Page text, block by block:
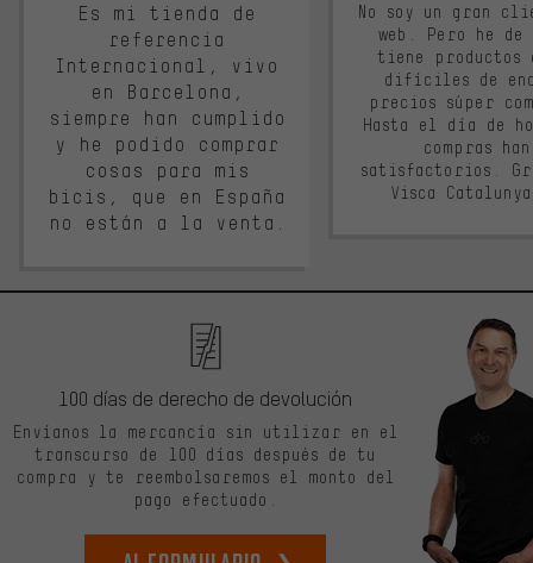
Es mi tienda de
referencia
Internacional, vivo
en Barcelona,
siempre han cumplido
y he podido comprar
cosas para mis
bicis, que en España
no están a la venta.
No soy un gran
web. Pero he
tiene productos
difíciles de
precios súper
Hasta el día de
compras
satisfactorios.
Visca
100 días de derecho de devolución
Envíanos la mercancía sin utilizar en el
transcurso de 100 días después de tu
compra y te reembolsaremos el monto del
pago efectuado.